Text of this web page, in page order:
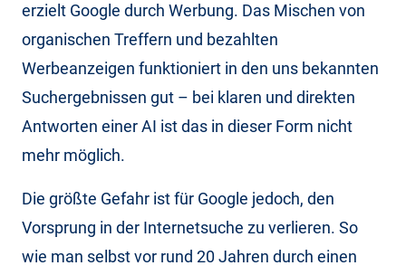
erzielt Google durch Werbung. Das Mischen von
organischen Treffern und bezahlten
Werbeanzeigen funktioniert in den uns bekannten
Suchergebnissen gut – bei klaren und direkten
Antworten einer AI ist das in dieser Form nicht
mehr möglich.
Die größte Gefahr ist für Google jedoch, den
Vorsprung in der Internetsuche zu verlieren. So
wie man selbst vor rund 20 Jahren durch einen